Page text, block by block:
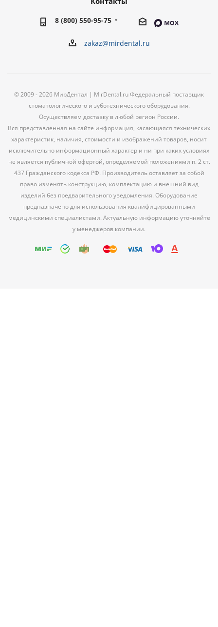
8 (800) 550-95-75
zakaz@mirdental.ru
© 2009 - 2026 МирДентал | MirDental.ru Федеральный поставщик
стоматологического и зуботехнического оборудования.
Осуществляем доставку в любой регион России.
Вся представленная на сайте информация, касающаяся технических
характеристик, наличия, стоимости и изображений товаров, носит
исключительно информационный характер и ни при каких условиях
не является публичной офертой, определяемой положениями п. 2 ст.
437 Гражданского кодекса РФ. Производитель оставляет за собой
право изменять конструкцию, комплектацию и внешний вид
изделий без предварительного уведомления. Оборудование
предназначено для использования квалифицированными
медицинскими специалистами. Актуальную информацию уточняйте
у менеджеров компании.